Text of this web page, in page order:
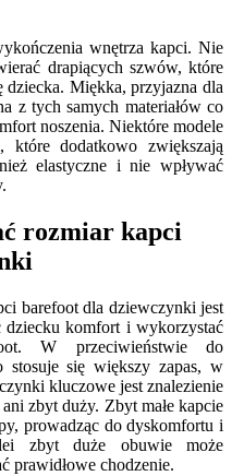
wnętrza kapci. Nie
drapiących szwów, które
dziecka. Miękka, przyjazna dla
z tych samych materiałów co
noszenia. Niektóre modele
które dodatkowo zwiększają
elastyczne i nie wpływać
rozmiar kapci
barefoot dla dziewczynki jest
dziecku komfort i wykorzystać
W przeciwieństwie do
stosuje się większy zapas, w
kluczowe jest znalezienie
zbyt duży. Zbyt małe kapcie
prowadząc do dyskomfortu i
zbyt duże obuwie może
prawidłowe chodzenie.